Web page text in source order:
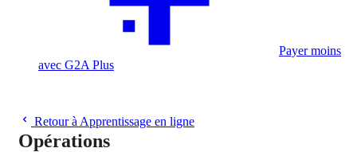
Payer moins
avec G2A Plus
Retour à Apprentissage en ligne
Opérations